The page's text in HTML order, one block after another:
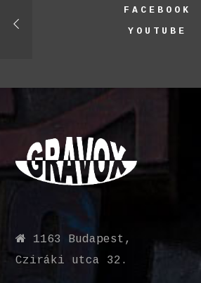
FACEBOOK
YOUTUBE
1163 Budapest,
Cziráki utca 32.